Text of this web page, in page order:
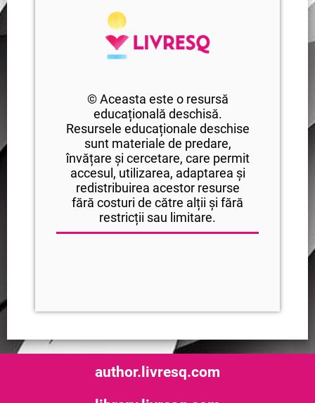
© Aceasta este o resursă
educațională deschisă.
Resursele educaționale deschise
sunt materiale de predare,
învățare și cercetare, care permit
accesul, utilizarea, adaptarea și
redistribuirea acestor resurse
fără costuri de către alții și fără
restricții sau limitare.
author.livresq.com